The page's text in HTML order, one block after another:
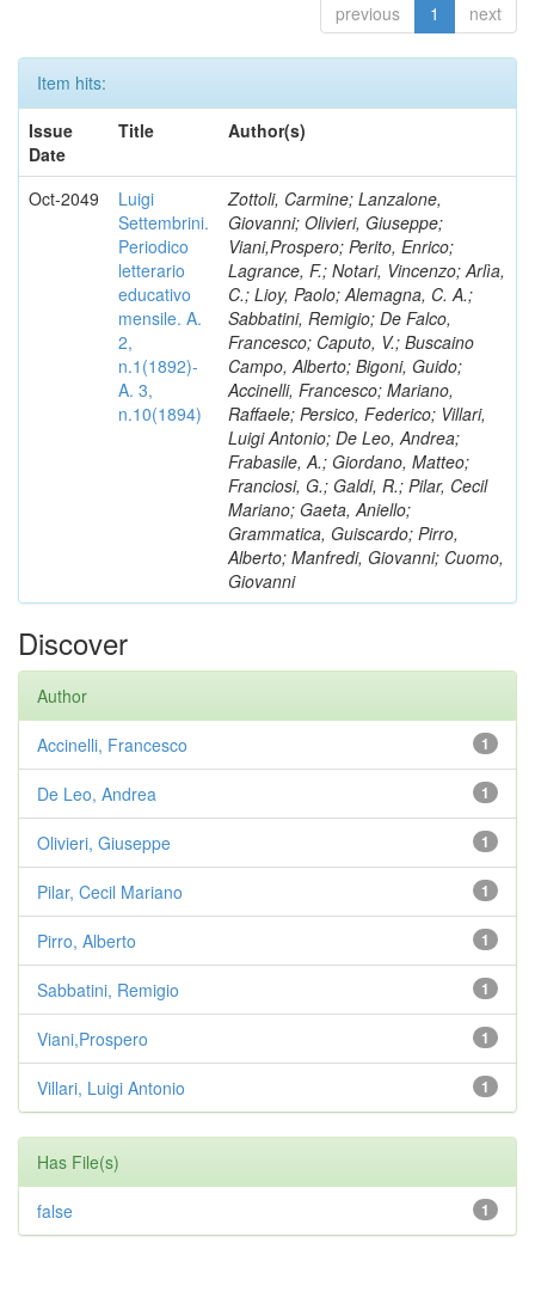
previous 1 next
Item hits:
Issue
Date
Title Author(s)
Oct-2049
Luigi
Settembrini.
Periodico
letterario
educativo
mensile. A.
2,
n.1(1892)-
A. 3,
n.10(1894)
Zottoli, Carmine; Lanzalone,
Giovanni; Olivieri, Giuseppe;
Viani,Prospero; Perito, Enrico;
Lagrance, F.; Notari, Vincenzo; Arlìa,
C.; Lioy, Paolo; Alemagna, C. A.;
Sabbatini, Remigio; De Falco,
Francesco; Caputo, V.; Buscaino
Campo, Alberto; Bigoni, Guido;
Accinelli, Francesco; Mariano,
Raffaele; Persico, Federico; Villari,
Luigi Antonio; De Leo, Andrea;
Frabasile, A.; Giordano, Matteo;
Franciosi, G.; Galdi, R.; Pilar, Cecil
Mariano; Gaeta, Aniello;
Grammatica, Guiscardo; Pirro,
Alberto; Manfredi, Giovanni; Cuomo,
Giovanni
Discover
Author
1
Accinelli, Francesco
1
De Leo, Andrea
1
Olivieri, Giuseppe
1
Pilar, Cecil Mariano
1
Pirro, Alberto
1
Sabbatini, Remigio
1
Viani,Prospero
1
Villari, Luigi Antonio
Has File(s)
1
false